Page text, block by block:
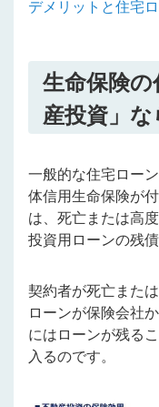
デメリットと住宅
生命保険
産投資」
一般的な住宅ロー
体信用生命保険が
は、死亡または高
投資用ローンの残
契約者が死亡また
ローンが保険会社
にはローンが残る
入るのです。